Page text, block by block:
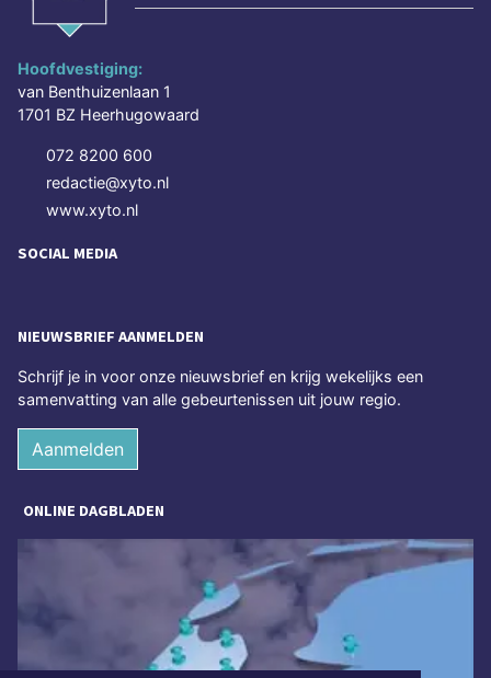
Hoofdvestiging:
van Benthuizenlaan 1
1701 BZ Heerhugowaard
072 8200 600
redactie@xyto.nl
www.xyto.nl
SOCIAL MEDIA
NIEUWSBRIEF AANMELDEN
Schrijf je in voor onze nieuwsbrief en krijg wekelijks een
samenvatting van alle gebeurtenissen uit jouw regio.
Aanmelden
ONLINE DAGBLADEN